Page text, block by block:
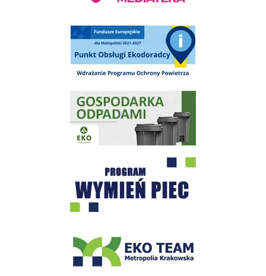
Punkt Obsługi Ekodoradcy Wieliczka
Gospodarka odpadami na terenie Miasta i Gminy Wieliczka